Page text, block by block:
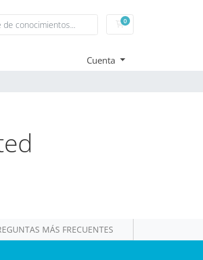
0Carrito
Cuenta
MÁS FRECUENTES